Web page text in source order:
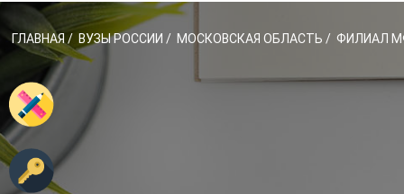
ГЛАВНАЯ/ ВУЗЫ РОССИИ / МОСКОВСКАЯ ОБЛАСТЬ / ФИЛИАЛ